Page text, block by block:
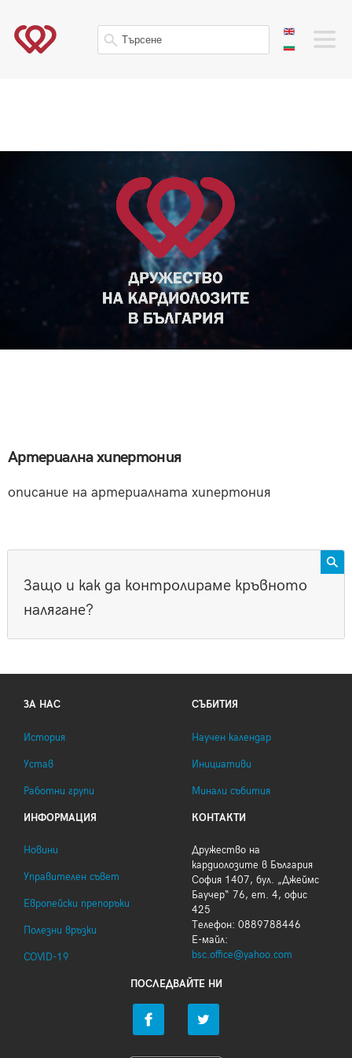
Артериална хипертония
описание на артериалната хипертония
Защо и как да контролираме кръвното
налягане?
ЗА НАС
История
Устав
Работни групи
СЪБИТИЯ
Научен календар
Инициативи
Минали събития
ИНФОРМАЦИЯ
Новини
Управителен съвет
Европейски препоръки
Полезни връзки
COVID-19
КОНТАКТИ
Дружество на
кардиолозите в България
София 1407, бул. „Джеймс
Баучер“ 76, ет. 4, офис
425
Телефон: 0889788446
Е-майл:
bsc.office@yahoo.com
ПОСЛЕДВАЙТЕ НИ